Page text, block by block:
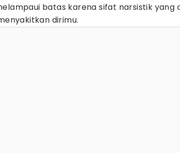
batas karena sifat narsistik yang
dirimu.